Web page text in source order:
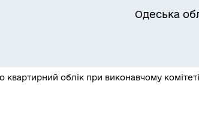
Одеська
квартирний облік при виконавчому